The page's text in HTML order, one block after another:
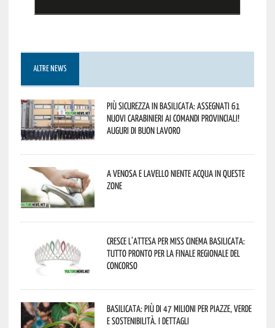
ALTRE NEWS
Più sicurezza in Basilicata: assegnati 61
nuovi Carabinieri ai Comandi provinciali!
Auguri di buon lavoro
A Venosa e Lavello niente acqua in queste
zone
Cresce l’attesa per Miss Cinema Basilicata:
tutto pronto per la finale regionale del
concorso
Basilicata: più di 47 milioni per piazze, verde
e sostenibilità. I dettagli